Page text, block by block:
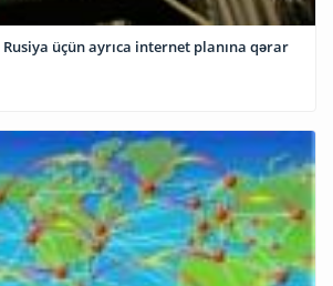
Rusiya üçün ayrıca internet planına qərar